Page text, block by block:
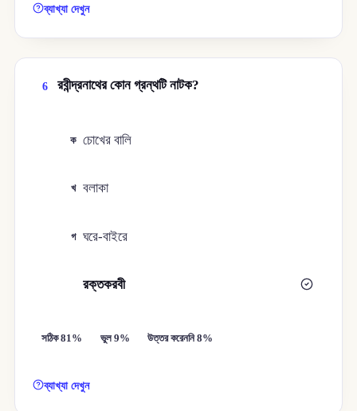
ব্যাখ্যা দেখুন
6 রবীন্দ্রনাথের কোন গ্রন্থটি নাটক?
ক চোখের বালি
খ বলাকা
গ ঘরে-বাইরে
রক্তকরবী
সঠিক 81% ভুল 9% উত্তর করেননি 8%
ব্যাখ্যা দেখুন